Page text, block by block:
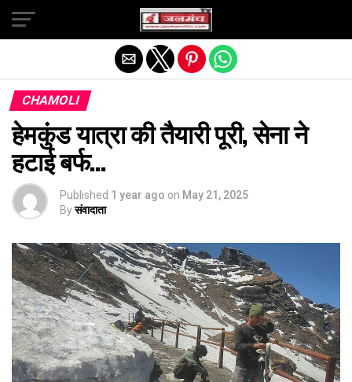
CHAMOLI
हेमकुंड यात्रा की तैयारी पूरी, सेना ने
हटाई बर्फ…
Published 1 year ago on May 21, 2025
Byसंवादाता
Exit mobile version